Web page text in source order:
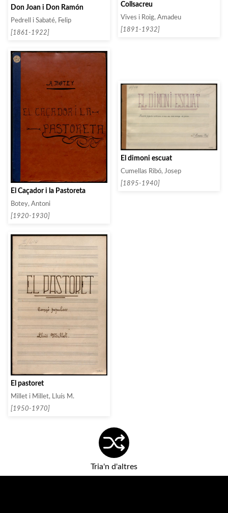
Don Joan i Don Ramón
Pedrell i Sabaté, Felip
[1861-1922]
Collsacreu
Vives i Roig, Amadeu
[1891-1932]
El Caçador i la Pastoreta
Botey, Antoni
[1920-1930]
El dimoni escuat
Cumellas Ribó, Josep
[1895-1940]
El pastoret
Millet i Millet, Lluís M.
[1950-1970]
Tria'n d'altres